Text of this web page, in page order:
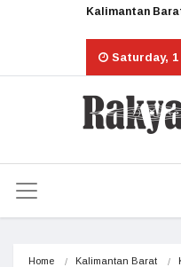
Kalimantan
Saturday, 1
Home Kalimantan Barat